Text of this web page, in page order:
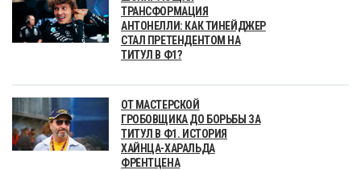
ТРАНСФОРМАЦИЯ
АНТОНЕЛЛИ: КАК ТИНЕЙДЖЕР
СТАЛ ПРЕТЕНДЕНТОМ НА
ТИТУЛ В Ф1?
ОТ МАСТЕРСКОЙ
ГРОБОВЩИКА ДО БОРЬБЫ ЗА
ТИТУЛ В Ф1. ИСТОРИЯ
ХАЙНЦА-ХАРАЛЬДА
ФРЕНТЦЕНА